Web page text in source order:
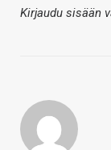
Kirjaudu sisään